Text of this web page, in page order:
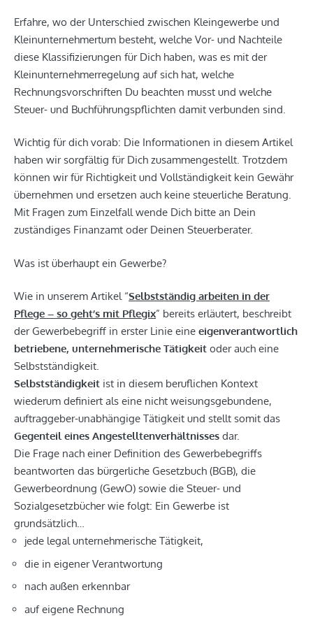
Erfahre, wo der Unterschied zwischen Kleingewerbe und
Kleinunternehmertum besteht, welche Vor- und Nachteile
diese Klassifizierungen für Dich haben, was es mit der
Kleinunternehmerregelung auf sich hat, welche
Rechnungsvorschriften Du beachten musst und welche
Steuer- und Buchführungspflichten damit verbunden sind.
Wichtig für dich vorab: Die Informationen in diesem Artikel
haben wir sorgfältig für Dich zusammengestellt. Trotzdem
können wir für Richtigkeit und Vollständigkeit kein Gewähr
übernehmen und ersetzen auch keine steuerliche Beratung.
Mit Fragen zum Einzelfall wende Dich bitte an Dein
zuständiges Finanzamt oder Deinen Steuerberater.
Was ist überhaupt ein Gewerbe?
Wie in unserem Artikel “Selbstständig arbeiten in der
Pflege – so geht’s mit Pflegix” bereits erläutert, beschreibt
der Gewerbebegriff in erster Linie eine eigenverantwortlich
betriebene, unternehmerische Tätigkeit oder auch eine
Selbstständigkeit.
Selbstständigkeit ist in diesem beruflichen Kontext
wiederum definiert als eine nicht weisungsgebundene,
auftraggeber-unabhängige Tätigkeit und stellt somit das
Gegenteil eines Angestelltenverhältnisses dar.
Die Frage nach einer Definition des Gewerbebegriffs
beantworten das bürgerliche Gesetzbuch (BGB), die
Gewerbeordnung (GewO) sowie die Steuer- und
Sozialgesetzbücher wie folgt: Ein Gewerbe ist
grundsätzlich…
jede legal unternehmerische Tätigkeit,
die in eigener Verantwortung
nach außen erkennbar
auf eigene Rechnung